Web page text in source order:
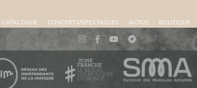
CATALOGUE CONCERTS/SPECTACLES ACTUS BOUTIQUE